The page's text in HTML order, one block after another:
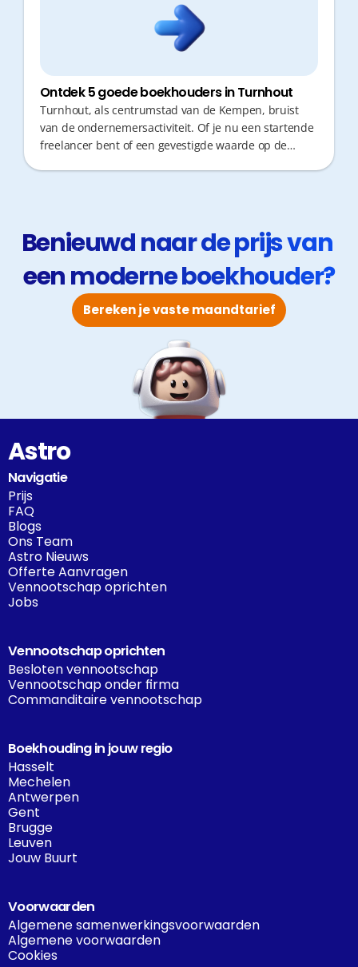
Ontdek 5 goede boekhouders in Turnhout
Turnhout, als centrumstad van de Kempen, bruist
van de ondernemersactiviteit. Of je nu een startende
freelancer bent of een gevestigde waarde op de
advies en snelle responstijden om hun zaak te laten
groeien.
Benieuwd naar de prijs van
een moderne boekhouder?
Bereken je vaste maandtarief
Astro
Navigatie
Prijs
FAQ
Blogs
Ons Team
Astro Nieuws
Offerte Aanvragen
Vennootschap oprichten
Jobs
Vennootschap oprichten
Besloten vennootschap
Vennootschap onder firma
Commanditaire vennootschap
Boekhouding in jouw regio
Hasselt
Mechelen
Antwerpen
Gent
Brugge
Leuven
Jouw Buurt
Voorwaarden
Algemene samenwerkingsvoorwaarden
Algemene voorwaarden
Cookies